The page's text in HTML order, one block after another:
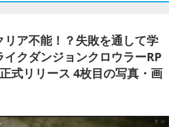
ア不能！？失敗を通して学
クダンジョンクロウラーRP
式リリース 4枚目の写真・画